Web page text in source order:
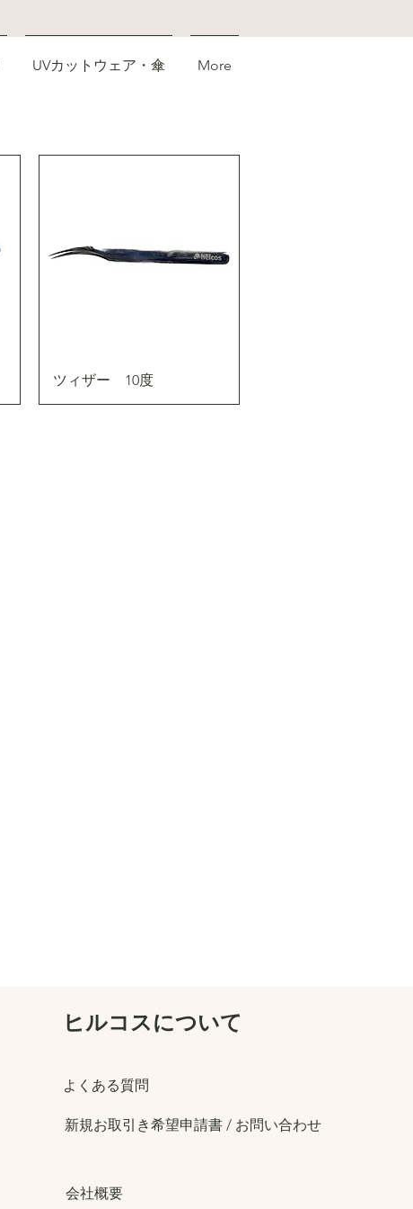
UVカットウェア・傘 More
ツィザー 10度
​ヒルコスについて
​よくある質問
​新規お取引き希望申請書 / お問い合わせ
​会社概要